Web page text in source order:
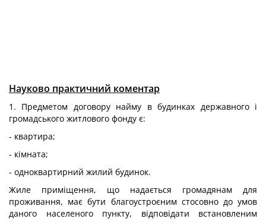
Науково практичний коментар
1. Предметом договору найму в будинках державного і
громадського житлового фонду є:
- квартира;
- кімната;
- одноквартирний жилий будинок.
Жиле приміщення, що надається громадянам для
проживання, має бути благоустроєним стосовно до умов
даного населеного пункту, відповідати встановленим